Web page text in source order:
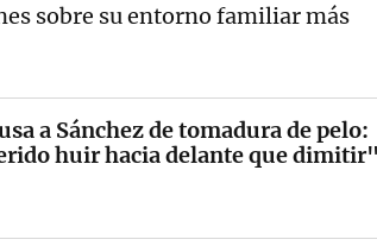
sobre su entorno familiar más
a Sánchez de tomadura de pelo:
huir hacia delante que